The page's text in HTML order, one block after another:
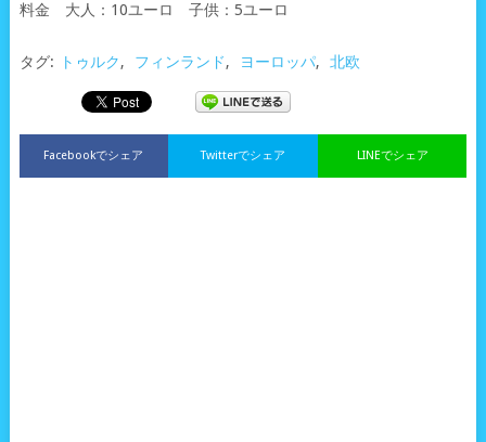
料金 大人：10ユーロ 子供：5ユーロ
タグ: トゥルク, フィンランド, ヨーロッパ, 北欧
Facebookでシェア LINEでシェア
Twitterでシェア